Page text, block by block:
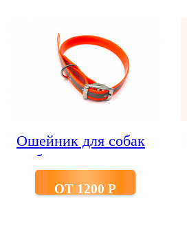
Ошейник для собак
из биотана со
шир.25 мм
ОТ 1200 P